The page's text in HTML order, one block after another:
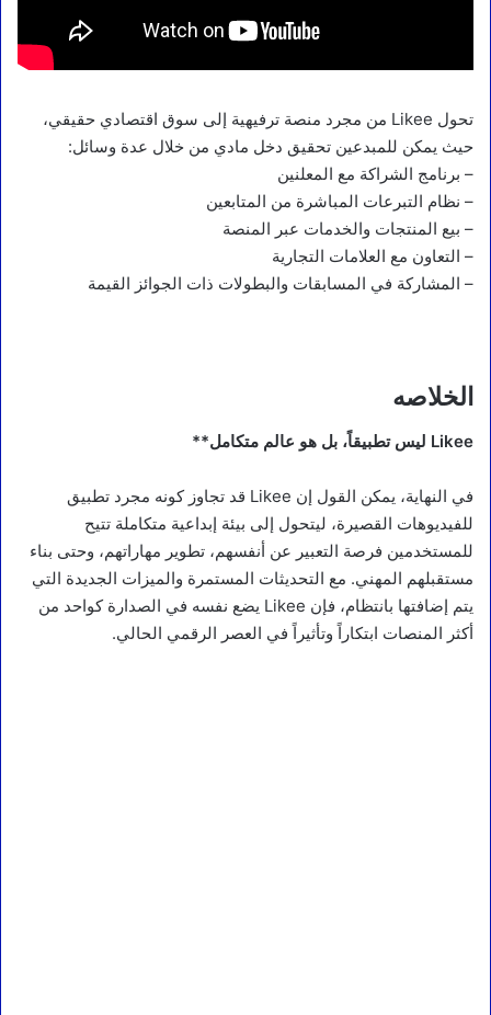
تحول Likee من مجرد منصة ترفيهية إلى سوق اقتصادي حقيقي،
حيث يمكن للمبدعين تحقيق دخل مادي من خلال عدة وسائل:
– برنامج الشراكة مع المعلنين
– نظام التبرعات المباشرة من المتابعين
– بيع المنتجات والخدمات عبر المنصة
– التعاون مع العلامات التجارية
– المشاركة في المسابقات والبطولات ذات الجوائز القيمة
الخلاصه
Likee ليس تطبيقاً، بل هو عالم متكامل**
في النهاية، يمكن القول إن Likee قد تجاوز كونه مجرد تطبيق
للفيديوهات القصيرة، ليتحول إلى بيئة إبداعية متكاملة تتيح
للمستخدمين فرصة التعبير عن أنفسهم، تطوير مهاراتهم، وحتى بناء
مستقبلهم المهني. مع التحديثات المستمرة والميزات الجديدة التي
يتم إضافتها بانتظام، فإن Likee يضع نفسه في الصدارة كواحد من
أكثر المنصات ابتكاراً وتأثيراً في العصر الرقمي الحالي.